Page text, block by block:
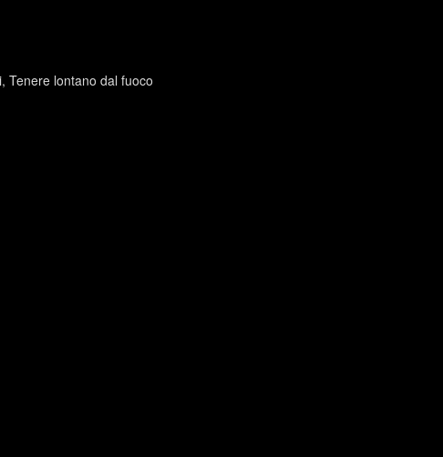
Tenere lontano dal fuoco